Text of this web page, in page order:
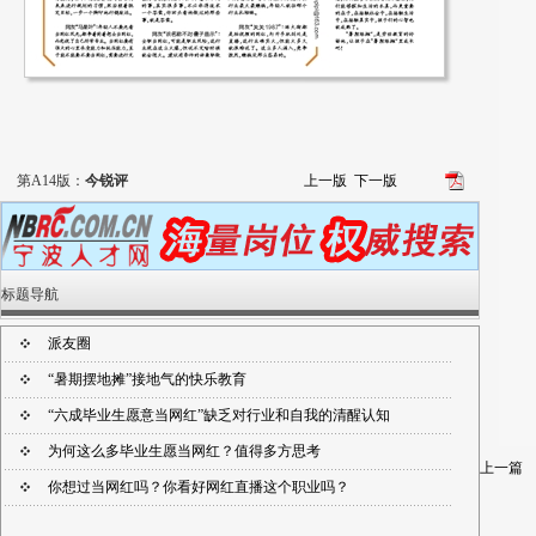
第A14版： 今锐评 上一版 下一版
标题导航
派友圈
“暑期摆地摊”接地气的快乐教育
“六成毕业生愿意当网红”缺乏对行业和自我的清醒认知
为何这么多毕业生愿当网红？值得多方思考
你想过当网红吗？你看好网红直播这个职业吗？
上一篇